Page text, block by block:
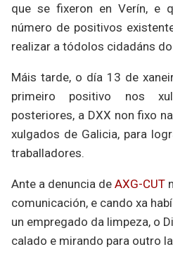
que se fixeron en Verín, e
número de positivos
realizar a tódolos cidadáns do
Máis tarde, o día 13 de
primeiro positivo nos
posteriores, a DXX non fixo
xulgados de Galicia, para
traballadores.
Ante a denuncia de AXG-CUT
comunicación, e cando xa
un empregado da limpeza, o
calado e mirando para outro